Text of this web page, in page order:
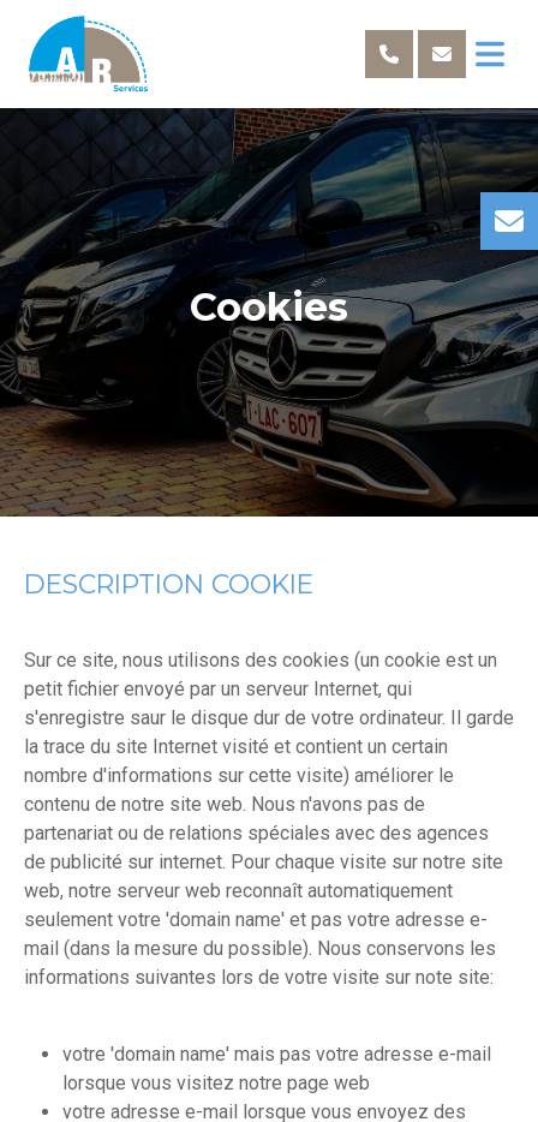
Cookies
DESCRIPTION COOKIE
Sur ce site, nous utilisons des cookies (un cookie est un
petit fichier envoyé par un serveur Internet, qui
s'enregistre saur le disque dur de votre ordinateur. Il garde
la trace du site Internet visité et contient un certain
nombre d'informations sur cette visite) améliorer le
contenu de notre site web. Nous n'avons pas de
partenariat ou de relations spéciales avec des agences
de publicité sur internet. Pour chaque visite sur notre site
web, notre serveur web reconnaît automatiquement
seulement votre 'domain name' et pas votre adresse e-
mail (dans la mesure du possible). Nous conservons les
informations suivantes lors de votre visite sur note site:
votre 'domain name' mais pas votre adresse e-mail
lorsque vous visitez notre page web
votre adresse e-mail lorsque vous envoyez des